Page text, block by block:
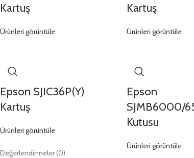
Kartuş
Ürünleri görüntüle
Kartuş
Ürünleri görüntüle
Epson SJIC36P(Y)
Kartuş
Ürünleri görüntüle
Epson
SJMB6000/
Kutusu
Ürünleri görüntüle
Değerlendirmeler (0)